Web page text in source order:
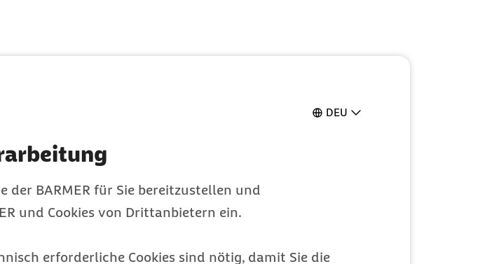
DEU
der BARMER für Sie bereitzustellen und
und Cookies von Drittanbietern ein.
erforderliche Cookies sind nötig, damit Sie die